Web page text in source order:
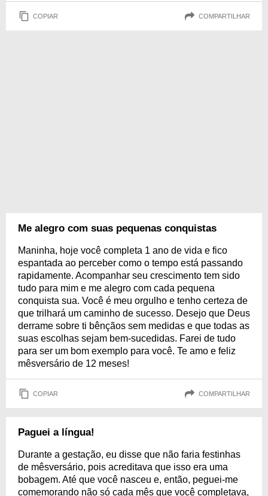
COPIAR COMPARTILHAR
Me alegro com suas pequenas conquistas
Maninha, hoje você completa 1 ano de vida e fico
espantada ao perceber como o tempo está passando
rapidamente. Acompanhar seu crescimento tem sido
tudo para mim e me alegro com cada pequena
conquista sua. Você é meu orgulho e tenho certeza de
que trilhará um caminho de sucesso. Desejo que Deus
derrame sobre ti bênçãos sem medidas e que todas as
suas escolhas sejam bem-sucedidas. Farei de tudo
para ser um bom exemplo para você. Te amo e feliz
mêsversário de 12 meses!
COPIAR COMPARTILHAR
Paguei a língua!
Durante a gestação, eu disse que não faria festinhas
de mêsversário, pois acreditava que isso era uma
bobagem. Até que você nasceu e, então, peguei-me
comemorando não só cada mês que você completava,